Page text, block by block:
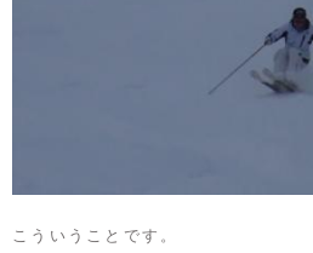
こういうことです。